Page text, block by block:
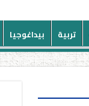
تربية بيداغوجيا